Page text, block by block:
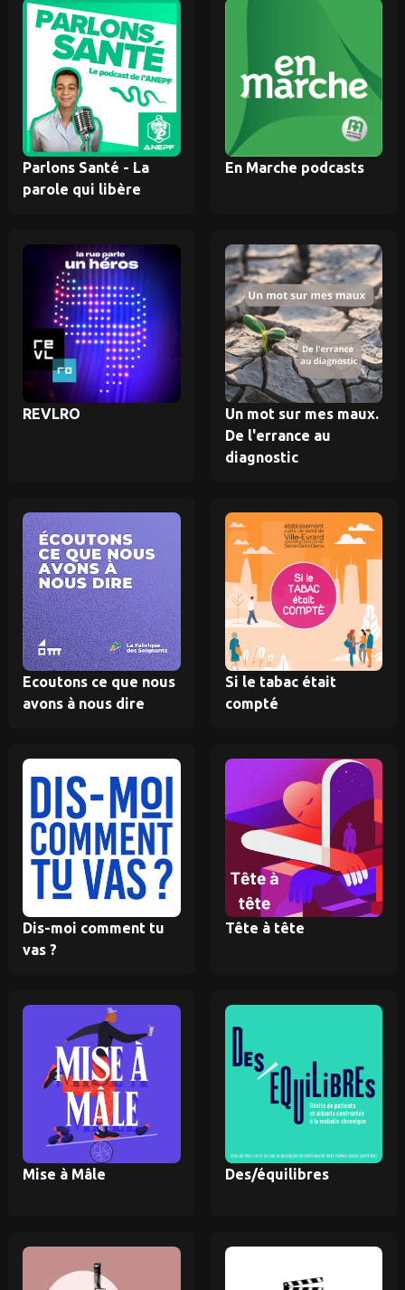
Parlons Santé - La
parole qui libère
En Marche podcasts
REVLRO
Un mot sur mes maux.
De l'errance au
diagnostic
Ecoutons ce que nous
avons à nous dire
Si le tabac était
compté
Dis-moi comment tu
vas ?
Tête à tête
Mise à Mâle Des/équilibres